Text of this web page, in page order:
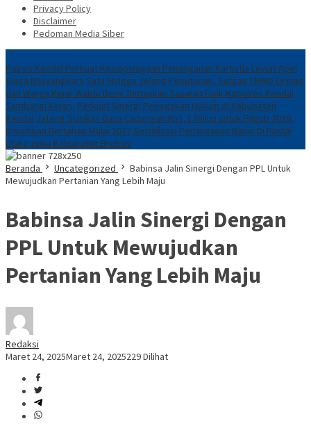
Privacy Policy
Disclaimer
Pedoman Media Siber
Polres Kendal Perkuat Kesiapsiagaan Penanganan Karhutla Lewat Apel
Siaga Bhayangkara Satu Minggu Jelang Penutupan, Satgas TMMD Ormas
dan Warga Kejar Waktu Demi Tuntaskan Sasaran Fisik Kapolres Kendal
Sambangi Kejari, Perkuat Sinergi Penegakan Hukum di Kabupaten
Kendal Jateng Siapkan Dana Cadangan Rp1,2 Triliun untuk Pilgub 2029,
Disisihkan Bertahap Mulai 2027Sosialisasi Penanganan Banjir Di Pantai
Utara Jawa Kabupaten Brebes
Beranda
Uncategorized
Babinsa Jalin Sinergi Dengan PPL Untuk
Mewujudkan Pertanian Yang Lebih Maju
Babinsa Jalin Sinergi Dengan
PPL Untuk Mewujudkan
Pertanian Yang Lebih Maju
Redaksi
Maret 24, 2025Maret 24, 2025229 Dilihat